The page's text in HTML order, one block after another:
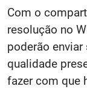
Com o
resolução no
poderão
qualidade
fazer com que